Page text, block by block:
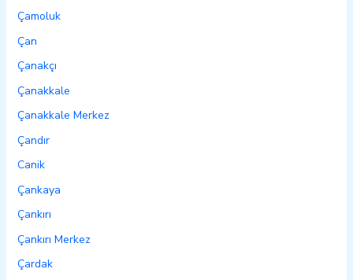
Çamoluk
Çan
Çanakçı
Çanakkale
Çanakkale Merkez
Çandır
Canik
Çankaya
Çankırı
Çankırı Merkez
Çardak